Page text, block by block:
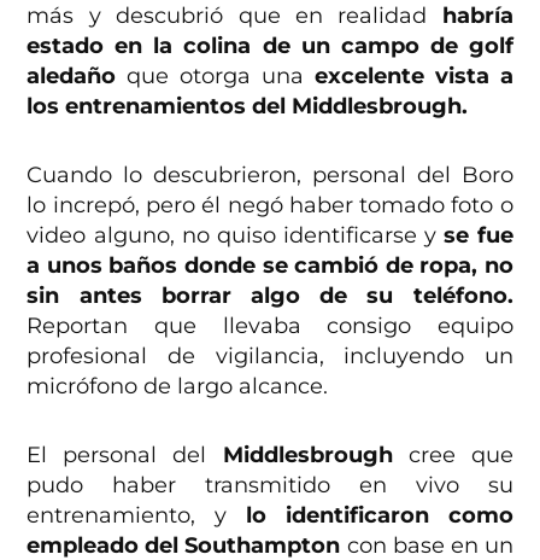
más y descubrió que en realidad habría
estado en la colina de un campo de golf
aledaño que otorga una excelente vista a
los entrenamientos del Middlesbrough.
Cuando lo descubrieron, personal del Boro
lo increpó, pero él negó haber tomado foto o
video alguno, no quiso identificarse yse fue
a unos baños donde se cambió de ropa, no
sin antes borrar algo de su teléfono.
Reportan que llevaba consigo equipo
profesional de vigilancia, incluyendo un
micrófono de largo alcance.
El personal del Middlesbroughcree que
pudo haber transmitido en vivo su
entrenamiento, y lo identificaron como
empleado del Southampton con base en un